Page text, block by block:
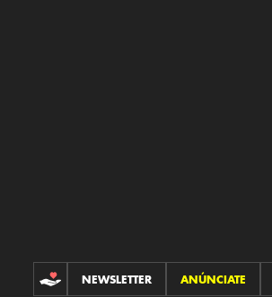
CONTRIBUCIONES
NEWSLETTER ANÚNCIATE